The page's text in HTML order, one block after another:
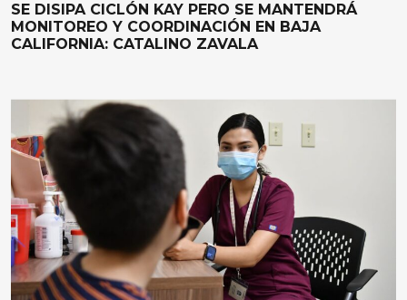
SE DISIPA CICLÓN KAY PERO SE MANTENDRÁ
MONITOREO Y COORDINACIÓN EN BAJA
CALIFORNIA: CATALINO ZAVALA